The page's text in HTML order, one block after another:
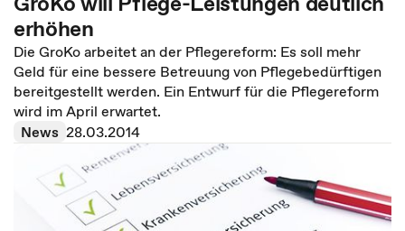
erhöhen
Die GroKo arbeitet an der Pflegereform: Es soll mehr
Geld für eine bessere Betreuung von Pflegebedürftigen
bereitgestellt werden. Ein Entwurf für die Pflegereform
wird im April erwartet.
News 28.03.2014